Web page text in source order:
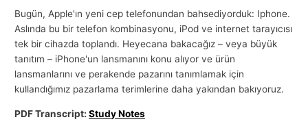
Bugün, Apple'ın yeni cep telefonundan bahsediyorduk: Iphone.
Aslında bu bir telefon kombinasyonu, iPod ve internet tarayıcısı
tek bir cihazda toplandı. Heyecana bakacağız – veya büyük
tanıtım – iPhone'un lansmanını konu alıyor ve ürün
lansmanlarını ve perakende pazarını tanımlamak için
kullandığımız pazarlama terimlerine daha yakından bakıyoruz.
PDF Transcript:Study Notes
ı